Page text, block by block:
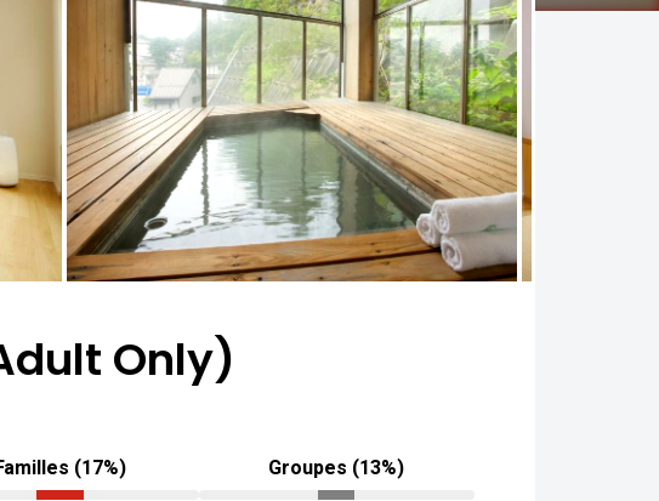
Only)
(17%) Groupes (13%)